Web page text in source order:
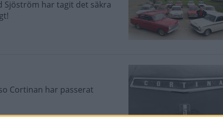
Sjöström har tagit det säkra
Cortinan har passerat